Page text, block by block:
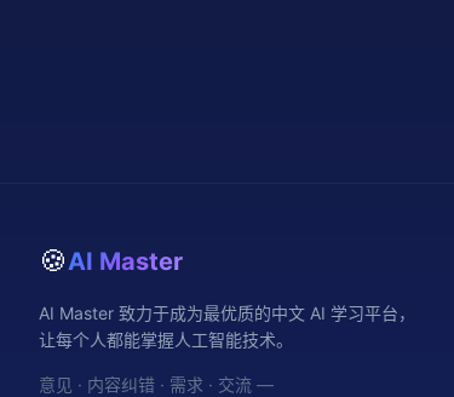
🍪AI Master
AI Master 致力于成为最优质的中文 AI 学习平台，
让每个人都能掌握人工智能技术。
意见 · 内容纠错 · 需求 · 交流 —